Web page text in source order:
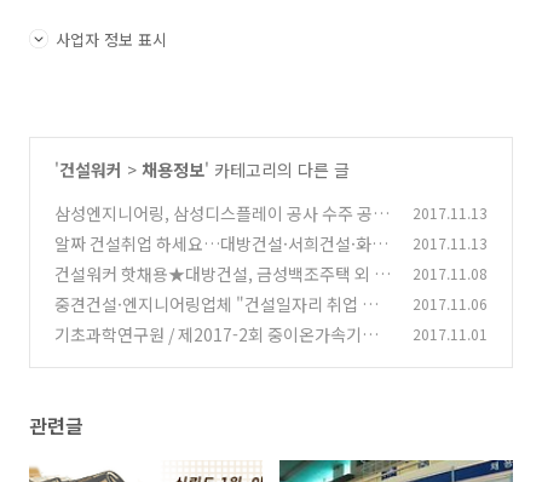
사업자 정보 표시
'건설워커 > 채용정보' 카테고리의 다른 글
삼성엔지니어링, 삼성디스플레이 공사 수주 공시
☆ 건.설.취.업 건설워커 소식 (0)
2017.11.13
알짜 건설취업 하세요…대방건설·서희건설·화
성산업·금성백조주택 채용 (0)
2017.11.13
건설워커 핫채용★대방건설, 금성백조주택 외 1
108 (0)
2017.11.08
중견건설·엔지니어링업체 "건설일자리 취업 우
리가 책임진다"
(0)
2017.11.06
기초과학연구원 / 제2017-2회 중이온가속기건
2017.11.01
관련글